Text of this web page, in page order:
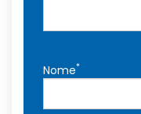
Nome*